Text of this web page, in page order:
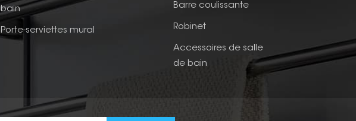
bain
Porte-serviettes mural
Barre coulissante
Robinet
Accessoires de salle
de bain